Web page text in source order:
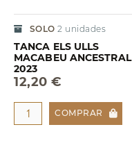
SOLO 2 unidades
TANCA ELS ULLS
MACABEU ANCESTRAL
2023
12,20 €
COMPRAR